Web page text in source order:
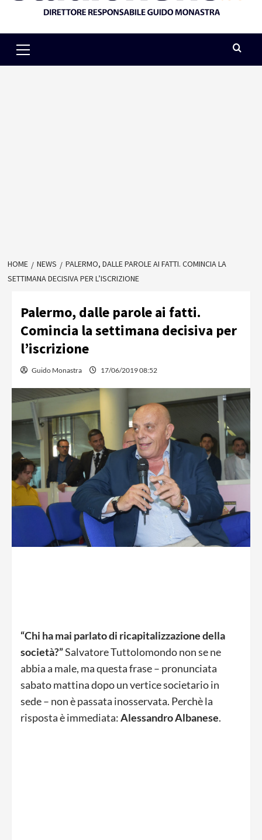
Menu
HOME NEWS
PALERMO, DALLE PAROLE AI FATTI. COMINCIA LA
SETTIMANA DECISIVA PER L’ISCRIZIONE
Palermo, dalle parole ai fatti.
Comincia la settimana decisiva per
l’iscrizione
Guido Monastra 17/06/2019 08:52
“Chi ha mai parlato di ricapitalizzazione della
società?”Salvatore Tuttolomondo non se ne
abbia a male, ma questa frase – pronunciata
sabato mattina dopo un vertice societario in
sede – non è passata inosservata. Perchè la
risposta è immediata:Alessandro Albanese.